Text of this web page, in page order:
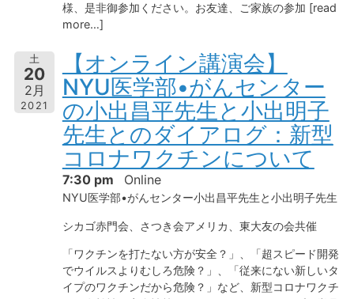
様、是非御参加ください。お友達、ご家族の参加 [read
more…]
土
20
2月
2021
【オンライン講演会】
NYU医学部•がんセンター
の小出昌平先生と小出明子
先生とのダイアログ：新型
コロナワクチンについて
7:30 pm Online
NYU医学部•がんセンター小出昌平先生と小出明子先生
シカゴ赤門会、さつき会アメリカ、東大友の会共催
「ワクチンを打たない方が安全？」、「超スピード開発
でウイルスよりむしろ危険？」、「従来にない新しいタ
イプのワクチンだから危険？」など、新型コロナワクチ